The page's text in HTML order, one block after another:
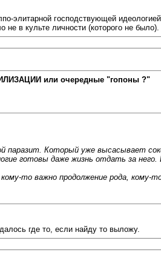
элитарной господствующей
в культе личности (которого не
или очередные "гопоны ?"
паразит. Который уже высасывает
готовы даже жизнь отдать за него.
то важно продолжение рода,
где то, если найду то выложу.